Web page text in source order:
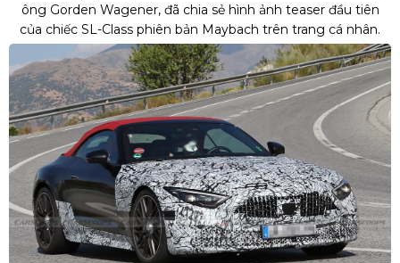
ông Gorden Wagener, đã chia sẻ hình ảnh teaser đầu tiên
của chiếc SL-Class phiên bản Maybach trên trang cá nhân.